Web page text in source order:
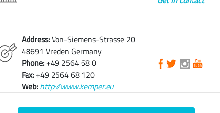
Address:Von-Siemens-Strasse 20
48691 Vreden Germany
Phone: +49 2564 68 0
Fax: +49 2564 68 120
Web: http://www.kemper.eu